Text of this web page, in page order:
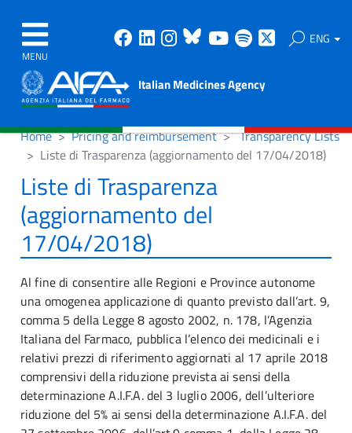
MENU
Facebook
Linkedin
Instagram
Bluesky
Youtube
Spotify ENG
Italian Medicines Agency
Home Pricing and reimbursement
Transparency Lists
Liste di Trasparenza (aggiornamento del 17/04/2018)
Liste di Trasparenza
(aggiornamento del
17/04/2018)
Al fine di consentire alle Regioni e Province autonome
una omogenea applicazione di quanto previsto dall’art. 9,
comma 5 della Legge 8 agosto 2002, n. 178, l’Agenzia
Italiana del Farmaco, pubblica l’elenco dei medicinali e i
relativi prezzi di riferimento aggiornati al 17 aprile 2018
comprensivi della riduzione prevista ai sensi della
determinazione A.I.F.A. del 3 luglio 2006, dell’ulteriore
riduzione del 5% ai sensi della determinazione A.I.F.A. del